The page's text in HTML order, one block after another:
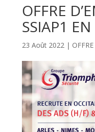
OFFRE
SSIAP1
23 Août 2022|